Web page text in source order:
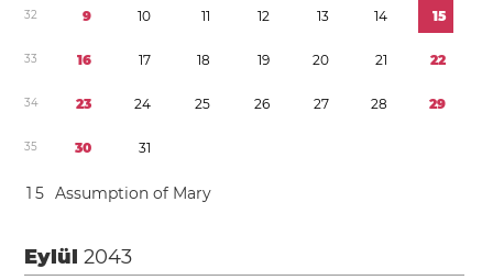
32 9 10 11 12 13 14 15
33 16 17 18 19 20 21 22
34 23 24 25 26 27 28 29
35 30 31
1 5 Assumption of Mary
Eylül2043